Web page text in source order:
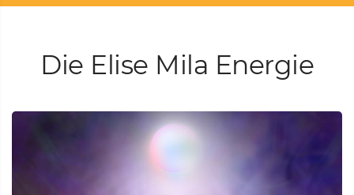
Die Elise Mila Energie